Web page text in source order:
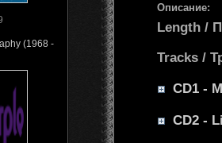
(1968 -
Описание:
Length /
Tracks /
CD1 -
CD2 -